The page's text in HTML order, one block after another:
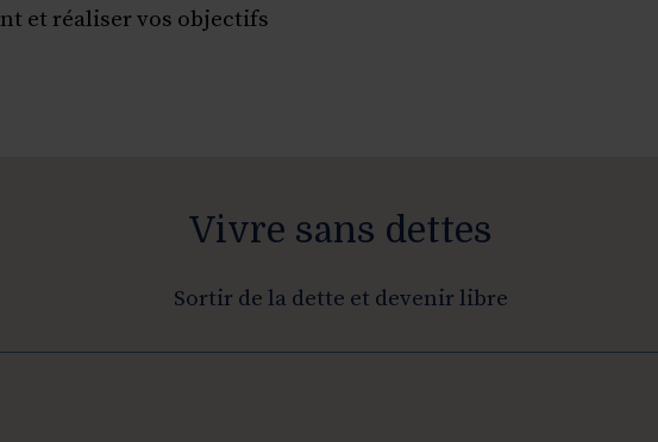
et réaliser vos objectifs
Vivre sans dettes
Sortir de la dette et devenir libre